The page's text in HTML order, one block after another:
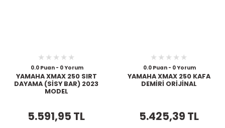
0.0 Puan - 0 Yorum
YAMAHA XMAX 250 SIRT
DAYAMA (SİSY BAR) 2023
MODEL
5.591,95 TL
0.0 Puan - 0 Yorum
YAMAHA XMAX 250 KAFA
DEMİRİ ORİJİNAL
5.425,39 TL